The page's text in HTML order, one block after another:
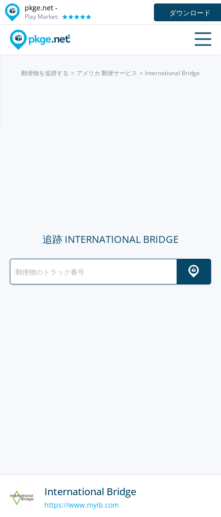
pkge.net -
Play Market: ダウンロード
郵便物を追跡する アメリカ 郵便サービス International Bridge
追跡 INTERNATIONAL BRIDGE
International Bridge
https://www.myib.com